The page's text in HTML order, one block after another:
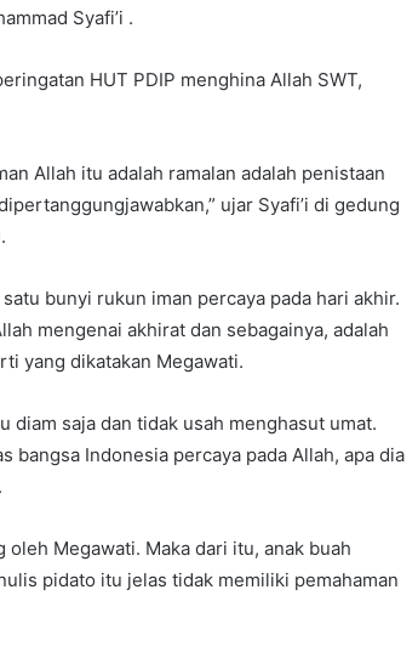
Syafi’i .
HUT PDIP menghina Allah SWT,
Allah itu adalah ramalan adalah penistaan
ujar Syafi’i di gedung
bunyi rukun iman percaya pada hari akhir.
mengenai akhirat dan sebagainya, adalah
yang dikatakan Megawati.
diam saja dan tidak usah menghasut umat.
bangsa Indonesia percaya pada Allah, apa dia
Megawati. Maka dari itu, anak buah
pidato itu jelas tidak memiliki pemahaman